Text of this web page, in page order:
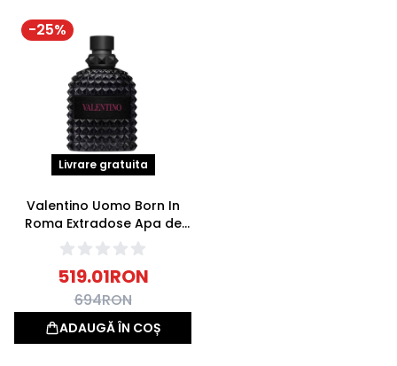
-25%
Livrare gratuita
Valentino Uomo Born In
Roma Extradose Apa de
parfum 100ml
519.01RON
694RON
ADAUGĂ ÎN COȘ